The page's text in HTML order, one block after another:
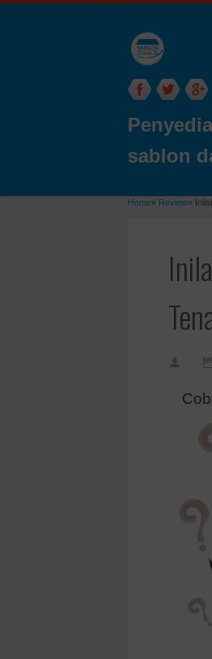
sablon
Home» Review»